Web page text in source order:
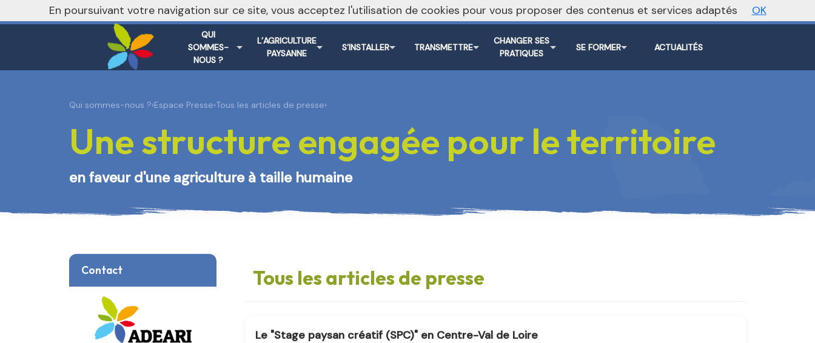
Vers le site régional Vers le site national
QUI
SOMMES-
NOUS ?
L’AGRICULTURE
PAYSANNE
S’INSTALLER TRANSMETTRE
CHANGER SES
PRATIQUES
SE FORMER ACTUALITÉS
nivo_2026: 1
Qui sommes-nous ?›Espace Presse›Tous les articles de presse›
Une structure engagée pour le territoire
en faveur d'une agriculture à taille humaine
Contact Tous les articles de presse
Le "Stage paysan créatif (SPC)" en Centre-Val de Loire
En poursuivant votre navigation sur ce site, vous acceptez l'utilisation de cookies pour vous proposer des contenus et services adaptés OK